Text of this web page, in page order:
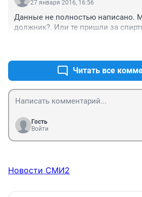
27 января 2016, 16:56
Данные не полностью написано.
должник?. Или те пришли за
Читать все
Гость
Войти
Новости СМИ2